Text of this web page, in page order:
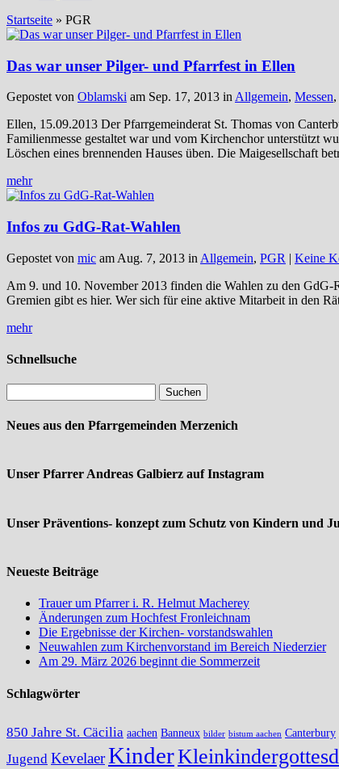
Startseite » PGR
Das war unser Pilger- und Pfarrfest in Ellen
Gepostet von Oblamski am Sep. 17, 2013 in Allgemein, Messen,
Ellen, 15.09.2013 Der Pfarrgemeinderat St. Thomas von
Familienmesse gestaltet war und vom Kirchenchor unterstützt
Löschen eines brennenden Hauses üben. Die Maigesellschaft
mehr
Infos zu GdG-Rat-Wahlen
Gepostet von mic am Aug. 7, 2013 in Allgemein, PGR | Keine
Am 9. und 10. November 2013 finden die Wahlen zu den GdG-
Gremien gibt es hier. Wer sich für eine aktive Mitarbeit in den
mehr
Schnellsuche
Neues aus den Pfarrgemeinden Merzenich
Unser Pfarrer Andreas Galbierz auf Instagram
Unser Präventions- konzept zum Schutz von Kindern und
Neueste Beiträge
Trauer um Pfarrer i. R. Helmut Macherey
Änderungen zum Hochfest Fronleichnam
Die Ergebnisse der Kirchen- vorstandswahlen
Neuwahlen zum Kirchenvorstand im Bereich Niederzier
Am 29. März 2026 beginnt die Sommerzeit
Schlagwörter
850 Jahre St. Cäcilia aachen Banneux bilder bistum aachen Canterbury
Jugend KevelaerKinder